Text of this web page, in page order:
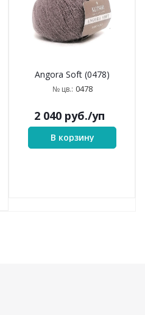
Angora Soft (0478)
№ цв.: 0478
2 040руб./уп
В корзину